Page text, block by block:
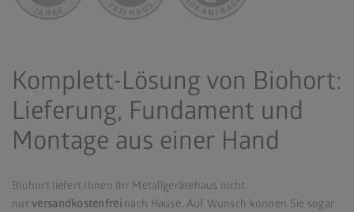
Komplett-Lösung von Biohort:
Lieferung, Fundament und
Montage aus einer Hand
Biohort liefert Ihnen Ihr Metallgerätehaus nicht
nur versandkostenfreinach Hause. Auf Wunsch können Sie sogar